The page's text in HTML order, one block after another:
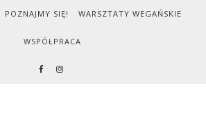
POZNAJMY SIĘ! WARSZTATY WEGAŃSKIE
WSPÓŁPRACA